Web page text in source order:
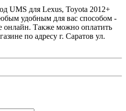
UMS для Lexus, Toyota 2012+
удобным для вас способом -
онлайн. Также можно оплатить
по адресу г. Саратов ул.